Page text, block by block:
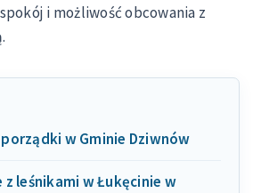
i możliwość obcowania z
w Gminie Dziwnów
leśnikami w Łukęcinie w